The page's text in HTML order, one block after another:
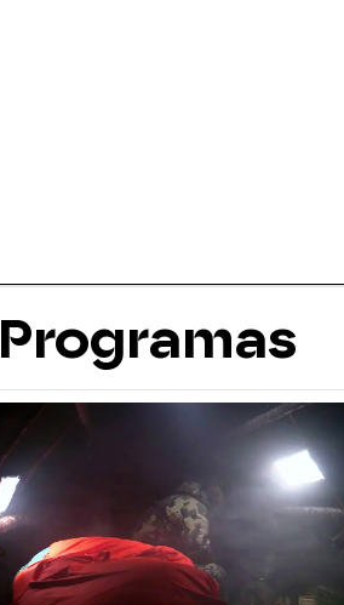
Programas